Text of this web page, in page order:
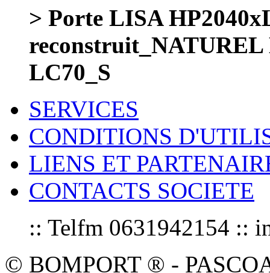
> Porte LISA
LC70_S
SERVICES
CONDITIONS
LIENS ET
CONTACTS SOCIETE
:: Telfm 0631942154 ::
© BOMPORT ® -